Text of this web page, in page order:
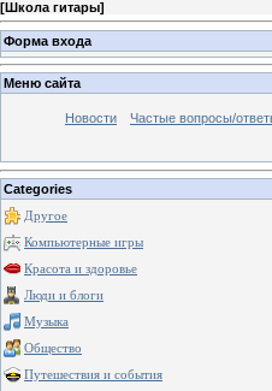
[Школа гитары]
Форма входа
Меню сайта
Новости Частые вопросы/
Categories
Другое
Компьютерные игры
Красота и здоровье
Люди и блоги
Музыка
Общество
Путешествия и события